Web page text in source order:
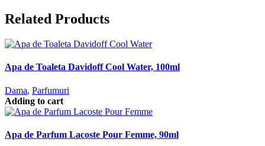
Related Products
Apa de Toaleta Davidoff Cool Water, 100ml
Dama, Parfumuri
Adding to cart
Apa de Parfum Lacoste Pour Femme, 90ml